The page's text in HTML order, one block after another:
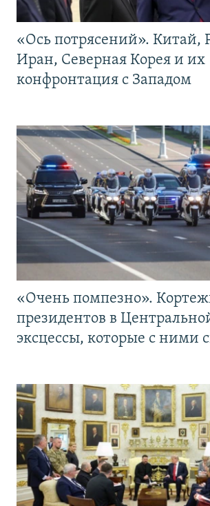
«Ось потрясений». Китай,
Иран, Северная Корея и их
конфронтация с Западом
«Очень помпезно».
президентов в
эксцессы, которые с ними